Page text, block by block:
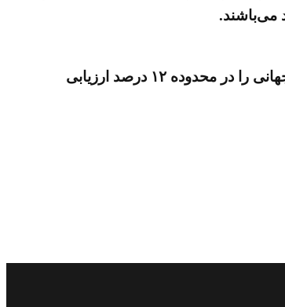
همچنین رشد سه برابری شاخص فلاکت طی «سه سال» گذشته در حالی است که در برآوردهای جهانی، میانگین شاخص فلاکت جهانی را در محدوده ۱۲ درصد ارزیابی